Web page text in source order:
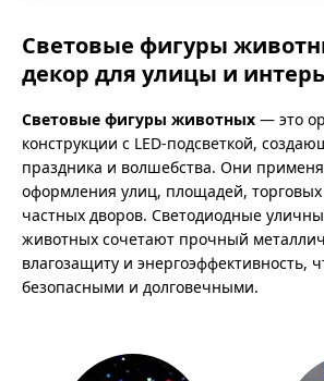
Световые фигуры
декор для улицы и
Световые фигуры животных — это
конструкции с LED-подсветкой,
праздника и волшебства. Они
оформления улиц, площадей,
частных дворов. Светодиодные
животных сочетают прочный
влагозащиту и энергоэффективность,
безопасными и долговечными.